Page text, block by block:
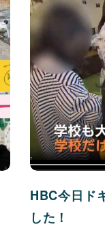
HBC今日ド
した！